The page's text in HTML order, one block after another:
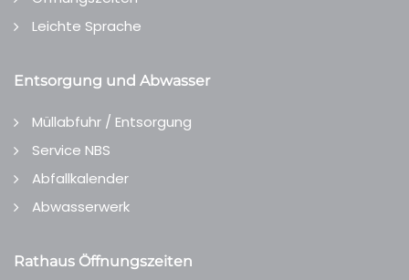
Leichte Sprache
Entsorgung und Abwasser
Müllabfuhr / Entsorgung
Service NBS
Abfallkalender
Abwasserwerk
Rathaus Öffnungszeiten